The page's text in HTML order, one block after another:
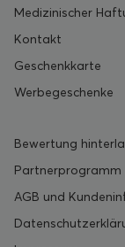
Medizinischer
Kontakt
Geschenkkarte
Werbegeschenke
Bewertung
Partnerprogramm
AGB und